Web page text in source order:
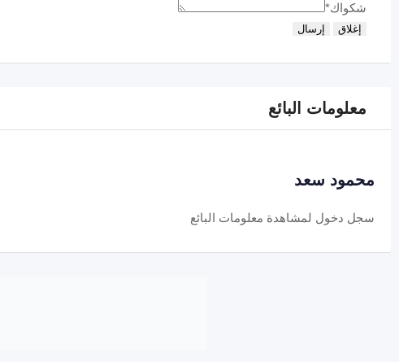
شكواك*
إغلاق إرسال
معلومات البائع
محمود سعد
سجل دخول لمشاهدة معلومات البائع